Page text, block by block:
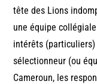
tête des Lions
une équipe
intérêts
sélectionneur (ou
Cameroun, les